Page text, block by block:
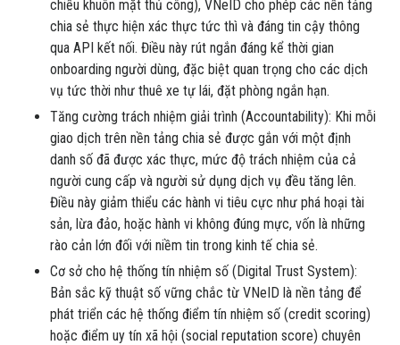
chiếu khuôn mặt thủ công), VNeID cho phép các nền tảng
chia sẻ thực hiện xác thực tức thì và đáng tin cậy thông
qua API kết nối. Điều này rút ngắn đáng kể thời gian
onboarding người dùng, đặc biệt quan trọng cho các dịch
vụ tức thời như thuê xe tự lái, đặt phòng ngắn hạn.
Tăng cường trách nhiệm giải trình (Accountability): Khi mỗi
giao dịch trên nền tảng chia sẻ được gắn với một định
danh số đã được xác thực, mức độ trách nhiệm của cả
người cung cấp và người sử dụng dịch vụ đều tăng lên.
Điều này giảm thiểu các hành vi tiêu cực như phá hoại tài
sản, lừa đảo, hoặc hành vi không đúng mực, vốn là những
rào cản lớn đối với niềm tin trong kinh tế chia sẻ.
Cơ sở cho hệ thống tín nhiệm số (Digital Trust System):
Bản sắc kỹ thuật số vững chắc từ VNeID là nền tảng để
phát triển các hệ thống điểm tín nhiệm số (credit scoring)
hoặc điểm uy tín xã hội (social reputation score) chuyên